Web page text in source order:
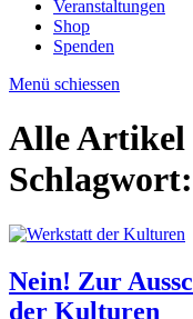
Veranstaltungen
Shop
Spenden
Menü schiessen
Alle Artikel
Schlagwort:
Nein! Zur
der Kulturen